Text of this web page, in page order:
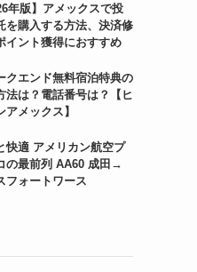
年版】アメックスで投
を購入する方法、決済修
イント獲得におすすめ
クエンド無料宿泊特典の
法は？電話番号は？【ヒ
アメックス】
快適 アメリカン航空プ
の最前列 AA60 成田→
フォートワース